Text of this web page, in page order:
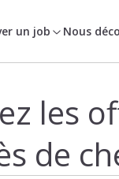
un job Nous
les
de